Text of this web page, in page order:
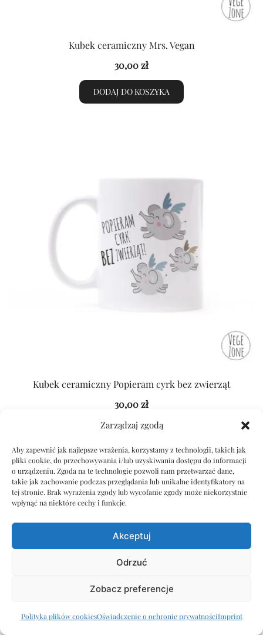
Zarządzaj zgodą
Aby zapewnić jak najlepsze wrażenia, korzystamy z technologii, takich jak
pliki cookie, do przechowywania i/lub uzyskiwania dostępu do informacji
o urządzeniu. Zgoda na te technologie pozwoli nam przetwarzać dane,
takie jak zachowanie podczas przeglądania lub unikalne identyfikatory na
tej stronie. Brak wyrażenia zgody lub wycofanie zgody może niekorzystnie
wpłynąć na niektóre cechy i funkcje.
Akceptuj
Odrzuć
Zobacz preferencje
Polityka plików cookiesOświadczenie o ochronie prywatnościImprint
Kubek ceramiczny Mrs. Vegan
30,00zł
DODAJ DO KOSZYKA
Kubek ceramiczny Popieram cyrk bez zwierząt
30,00zł
DODAJ DO KOSZYKA